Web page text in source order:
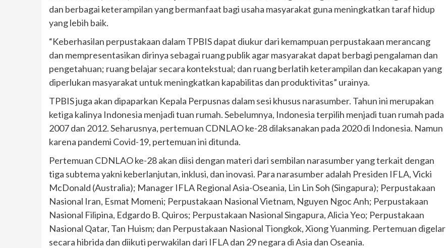
dan berbagai keterampilan yang bermanfaat bagi usaha masyarakat guna meningkatkan taraf hidup
yang lebih baik.
“Keberhasilan perpustakaan dalam TPBIS dapat diukur dari kemampuan perpustakaan merancang
dan mempresentasikan dirinya sebagai ruang publik agar masyarakat dapat berbagi pengalaman dan
pengetahuan; ruang belajar secara kontekstual; dan ruang berlatih keterampilan dan kecakapan yang
diperlukan masyarakat untuk meningkatkan kapabilitas dan produktivitas” urainya.
TPBIS juga akan dipaparkan Kepala Perpusnas dalam sesi khusus narasumber. Tahun ini merupakan
ketiga kalinya Indonesia menjadi tuan rumah. Sebelumnya, Indonesia terpilih menjadi tuan rumah pada
2007 dan 2012. Seharusnya, pertemuan CDNLAO ke-28 dilaksanakan pada 2020 di Indonesia. Namun
karena pandemi Covid-19, pertemuan ini ditunda.
Pertemuan CDNLAO ke-28 akan diisi dengan materi dari sembilan narasumber yang terkait dengan
tiga subtema yakni keberlanjutan, inklusi, dan inovasi. Para narasumber adalah Presiden IFLA, Vicki
McDonald (Australia); Manager IFLA Regional Asia-Oseania, Lin Lin Soh (Singapura); Perpustakaan
Nasional Iran, Esmat Momeni; Perpustakaan Nasional Vietnam, Nguyen Ngoc Anh; Perpustakaan
Nasional Filipina, Edgardo B. Quiros; Perpustakaan Nasional Singapura, Alicia Yeo; Perpustakaan
Nasional Qatar, Tan Huism; dan Perpustakaan Nasional Tiongkok, Xiong Yuanming. Pertemuan digelar
secara hibrida dan diikuti perwakilan dari IFLA dan 29 negara di Asia dan Oseania.
Mugello, Usung 10 Desain Bersejarah
2 months ago Redaksi
JAK ONE – Perayaan satu abad perjalanan
Ducati semakin istimewa dengan peluncuran
Collezione 100, sebuah koleksi motor edisi
terbatas yang mengangkat kembali sejumlah
livery paling...